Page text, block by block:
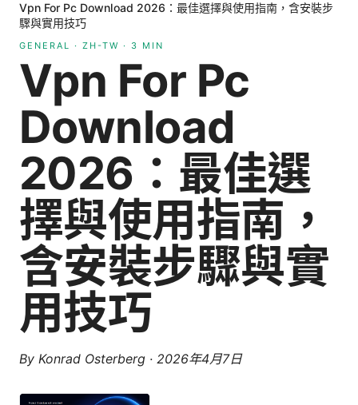
Vpn For Pc Download 2026：最佳選擇與使用指南，含安裝步
驟與實用技巧
GENERAL · ZH-TW · 3 MIN
Vpn For Pc
Download
2026：最佳選
擇與使用指南，
含安裝步驟與實
用技巧
By Konrad Osterberg · 2026年4月7日